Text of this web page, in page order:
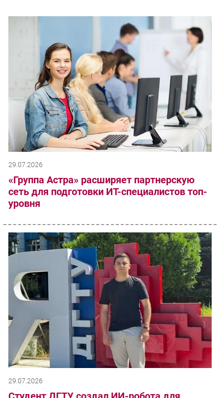
29.07.2026
«Группа Астра» расширяет партнерскую
сеть для подготовки ИТ-специалистов топ-
уровня
29.07.2026